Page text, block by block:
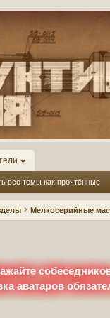
все темы как прочтённые
Мелкосерийные
аватаров